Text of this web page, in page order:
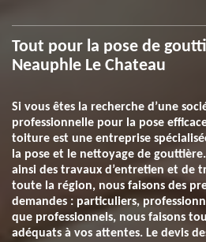
Tout pour la pose de
Neauphle Le Chateau
Si vous êtes la recherche d’une
professionnelle pour la pose
toiture est une entreprise
la pose et le nettoyage de
ainsi des travaux d’entretien et de
toute la région, nous faisons des
demandes : particuliers,
que professionnels, nous faisons
adéquats à vos attentes. Le devis